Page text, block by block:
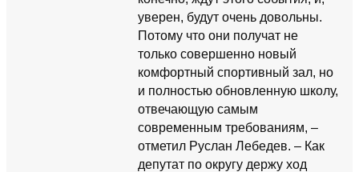
уверен, будут очень довольны.
Потому что они получат не
только совершенно новый
комфортный спортивный зал, но
и полностью обновленную школу,
отвечающую самым
современным требованиям, –
отметил Руслан Лебедев. – Как
депутат по округу держу ход